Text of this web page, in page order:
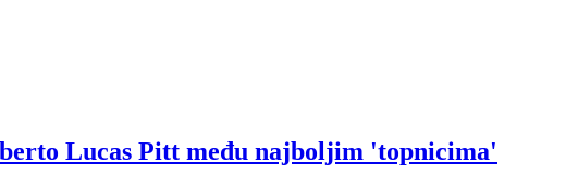
Lucas Pitt među najboljim 'topnicima'